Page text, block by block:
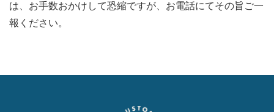
は、お手数おかけして恐縮ですが、お電話にてその旨ご一
報ください。